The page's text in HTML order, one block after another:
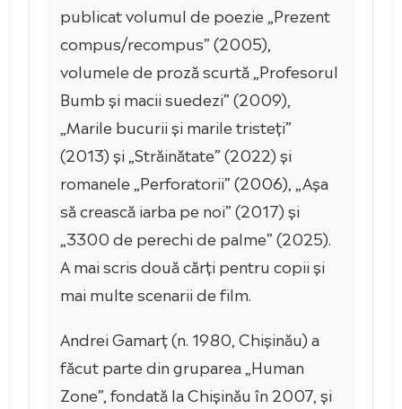
publicat volumul de poezie „Prezent
compus/recompus” (2005),
volumele de proză scurtă „Profesorul
Bumb și macii suedezi” (2009),
„Marile bucurii și marile tristeți”
(2013) și „Străinătate” (2022) și
romanele „Perforatorii” (2006), „Așa
să crească iarba pe noi” (2017) și
„3300 de perechi de palme” (2025).
A mai scris două cărți pentru copii și
mai multe scenarii de film.
Andrei Gamarț (n. 1980, Chișinău) a
făcut parte din gruparea „Human
Zone”, fondată la Chișinău în 2007, și